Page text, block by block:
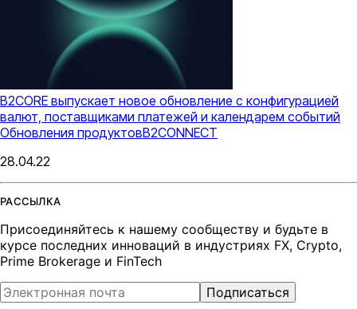
B2CORE выпускает новое обновление с конфигурацией
валют, поставщиками платежей и календарем событий
Обновления продуктовB2CONNECT
28.04.22
РАССЫЛКА
Присоединяйтесь к нашему сообществу и будьте в
курсе последних инноваций в индустриях FX, Crypto,
Prime Brokerage и FinTech
Подписаться